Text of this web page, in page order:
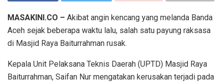
MASAKINI.CO – Akibat angin kencang yang melanda Banda
Aceh sejak beberapa waktu lalu, salah satu payung raksasa
di Masjid Raya Baiturrahman rusak.
Kepala Unit Pelaksana Teknis Daerah (UPTD) Masjid Raya
Baiturrahman, Saifan Nur mengatakan kerusakan terjadi pada